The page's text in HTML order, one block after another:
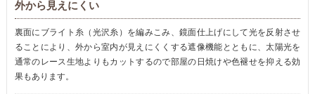
外から見えにくい
裏面にブライト糸（光沢糸）を編みこみ、鏡面仕上げにして光を反射させ
ることにより、外から室内が見えにくくする遮像機能とともに、太陽光を
通常のレース生地よりもカットするので部屋の日焼けや色褪せを抑える効
果もあります。